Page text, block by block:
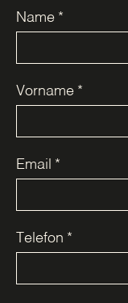
Name *
Vorname *
Email *
Telefon *